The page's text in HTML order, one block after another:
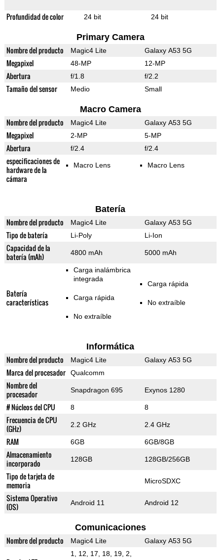
Profundidad de color 24 bit 24 bit
Primary Camera
Nombre del producto Magic4 Lite Galaxy A53 5G
Megapixel 48-MP 12-MP
Abertura f/1.8 f/2.2
Tamaño del sensor Medio Small
Macro Camera
Nombre del producto Magic4 Lite Galaxy A53 5G
Megapixel 2-MP 5-MP
Abertura f/2.4 f/2.4
especificaciones de
hardware de la
cámara
Macro Lens Macro Lens
Batería
Nombre del producto Magic4 Lite Galaxy A53 5G
Tipo de batería Li-Poly Li-Ion
Capacidad de la
batería (mAh)
4800 mAh 5000 mAh
Batería
características
Carga inalámbrica
integrada
Carga rápida
No extraíble
Carga rápida
No extraíble
Informática
Nombre del producto Magic4 Lite Galaxy A53 5G
Marca del procesador Qualcomm
Nombre del
procesador
Snapdragon 695 Exynos 1280
# Núcleos del CPU 8 8
Frecuencia de CPU
(GHz)
2.2 GHz 2.4 GHz
RAM 6GB 6GB/8GB
Almacenamiento
incorporado
128GB 128GB/256GB
Tipo de tarjeta de
memoria
MicroSDXC
Sistema Operativo
(OS)
Android 11 Android 12
Comunicaciones
Nombre del producto Magic4 Lite Galaxy A53 5G
1, 12, 17, 18, 19, 2,